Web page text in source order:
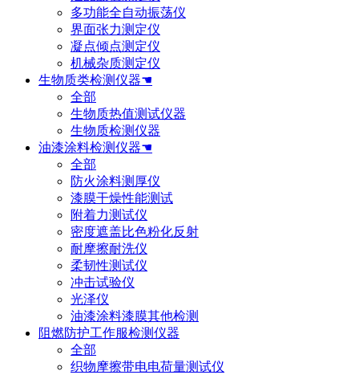
多功能全自动振荡仪
界面张力测定仪
凝点倾点测定仪
机械杂质测定仪
生物质类检测仪器☚
全部
生物质热值测试仪器
生物质检测仪器
油漆涂料检测仪器☚
全部
防火涂料测厚仪
漆膜干燥性能测试
附着力测试仪
密度遮盖比色粉化反射
耐摩擦耐洗仪
柔韧性测试仪
冲击试验仪
光泽仪
油漆涂料漆膜其他检测
阻燃防护工作服检测仪器
全部
织物摩擦带电电荷量测试仪